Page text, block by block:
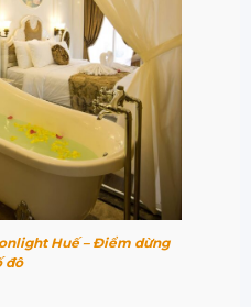
Huế – Điểm dừng
đô